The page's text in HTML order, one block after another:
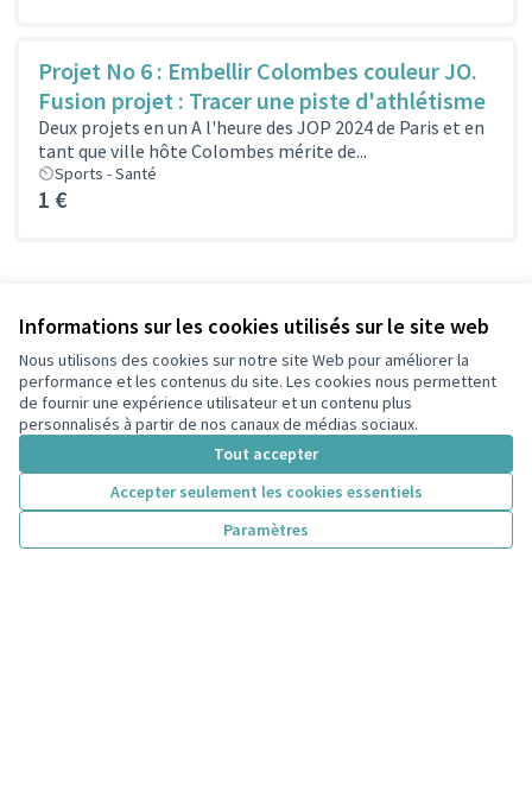
Informations sur les cookies utilisés sur le site web
Nous utilisons des cookies sur notre site Web pour améliorer la
performance et les contenus du site. Les cookies nous permettent
de fournir une expérience utilisateur et un contenu plus
personnalisés à partir de nos canaux de médias sociaux.
Tout accepter
Accepter seulement les cookies essentiels
Paramètres
Projet No 6 : Embellir Colombes couleur JO.
Fusion projet : Tracer une piste d'athlétisme
Deux projets en un A l'heure des JOP 2024 de Paris et en
tant que ville hôte Colombes mérite de...
Sports - Santé
1 €